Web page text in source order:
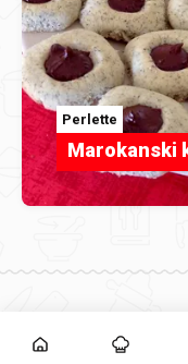
Perlette
Marokanski